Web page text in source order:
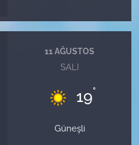
11 AĞUSTOS
SALI
19°
Güneşli